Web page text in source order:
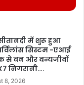
में शुरू हुआ
सिस्टम -एआई
से वन और वन्यजीवों
निगरानी….
8, 2026